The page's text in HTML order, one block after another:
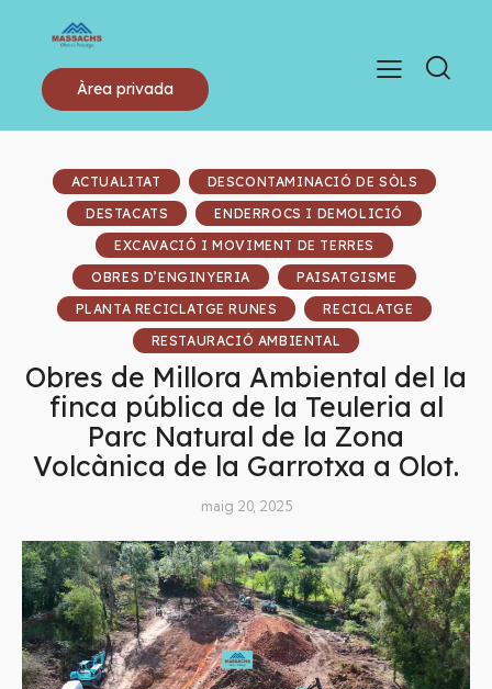
Àrea privada
ACTUALITAT
DESCONTAMINACIÓ DE SÒLS
DESTACATS
ENDERROCS I DEMOLICIÓ
EXCAVACIÓ I MOVIMENT DE TERRES
OBRES D’ENGINYERIA
PAISATGISME
PLANTA RECICLATGE RUNES
RECICLATGE
RESTAURACIÓ AMBIENTAL
Obres de Millora Ambiental del la
finca pública de la Teuleria al
Parc Natural de la Zona
Volcànica de la Garrotxa a Olot.
maig 20, 2025